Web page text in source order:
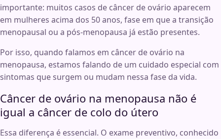
importante: muitos casos de câncer de ovário aparecem
em mulheres acima dos 50 anos, fase em que a transição
menopausal ou a pós-menopausa já estão presentes.
Por isso, quando falamos em câncer de ovário na
menopausa, estamos falando de um cuidado especial com
sintomas que surgem ou mudam nessa fase da vida.
Câncer de ovário na menopausa não é
igual a câncer de colo do útero
Essa diferença é essencial. O exame preventivo, conhecido